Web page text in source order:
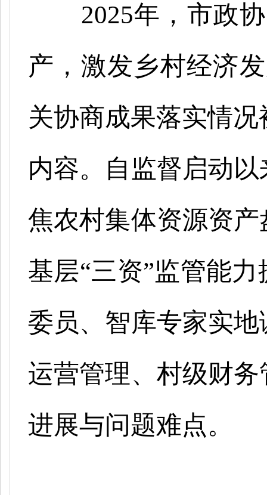
2025年，市政
产，激发乡村经济
关协商成果落实情
内容。自监督启动
焦农村集体资源资
基层“三资”监管能
委员、智库专家实
运营管理、村级财
进展与问题难点。